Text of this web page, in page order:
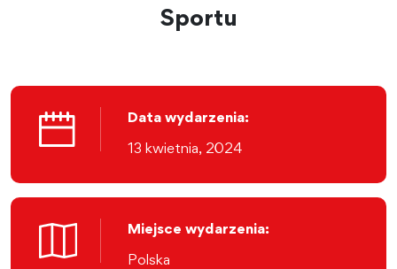
Sportu
Data wydarzenia:
13 kwietnia, 2024
Miejsce wydarzenia:
Polska